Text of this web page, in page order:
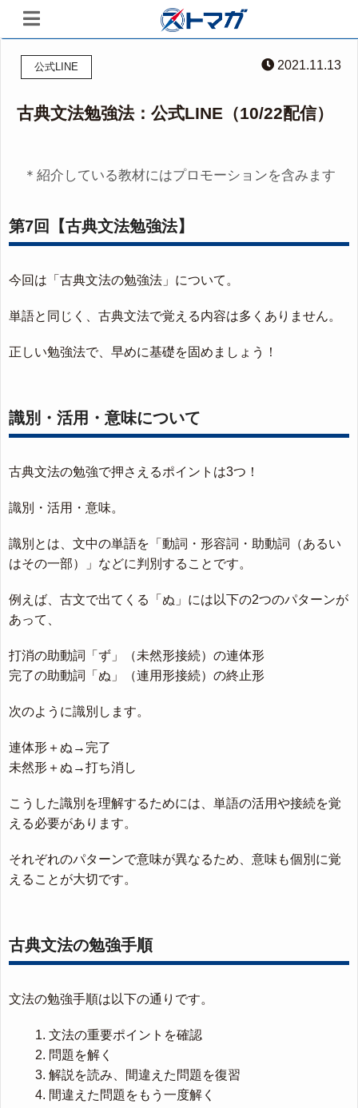
公式LINE 2021.11.13
古典文法勉強法：公式LINE（10/22配信）
＊紹介している教材にはプロモーションを含みます
第7回【古典文法勉強法】
今回は「古典文法の勉強法」について。
単語と同じく、古典文法で覚える内容は多くありません。
正しい勉強法で、早めに基礎を固めましょう！
識別・活用・意味について
古典文法の勉強で押さえるポイントは3つ！
識別・活用・意味。
識別とは、文中の単語を「動詞・形容詞・助動詞（あるい
はその一部）」などに判別することです。
例えば、古文で出てくる「ぬ」には以下の2つのパターンが
あって、
打消の助動詞「ず」（未然形接続）の連体形
完了の助動詞「ぬ」（連用形接続）の終止形
次のように識別します。
連体形＋ぬ→完了
未然形＋ぬ→打ち消し
こうした識別を理解するためには、単語の活用や接続を覚
える必要があります。
それぞれのパターンで意味が異なるため、意味も個別に覚
えることが大切です。
古典文法の勉強手順
文法の勉強手順は以下の通りです。
文法の重要ポイントを確認
問題を解く
解説を読み、間違えた問題を復習
間違えた問題をもう一度解く